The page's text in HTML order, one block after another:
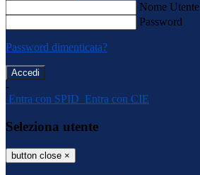
Nome Utente
Password
Password dimenticata?
-
Entra con SPID Entra con CIE
Seleziona utente
button close ×